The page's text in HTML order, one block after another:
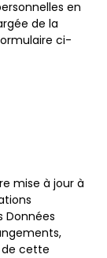
en
de la
ci-
mise à jour à
Données
de cette